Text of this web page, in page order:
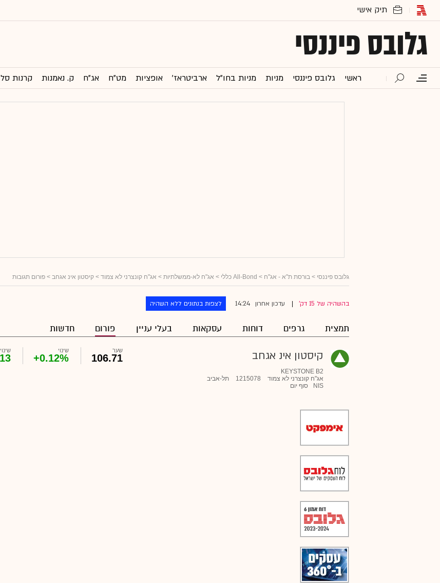
גלובס פיננסי
ראשי גלובס פיננסי מניות מניות בחו"ל ארביטראז' אופציות מט"ח אג"ח ק. נאמנות קרנות סל
גלובס פיננסי > בורסת ת"א - אג"ח > All-Bond כללי > אג"ח לא-ממשלתיות > אג"ח קונצרני לא צמוד > קיסטון אינ אגחב > פורום תגובות
בהשהיה של 15 דק' עדכון אחרון 14:24 לצפות בנתונים ללא השהיה
תמצית גרפים דוחות עסקאות בעלי עניין פורום חדשות
קיסטון אינ אגחב
KEYSTONE B2
אג"ח קונצרני לא צמוד
1215078
תל-אביב
NIS
סוף יום
שער
106.71
שינוי
+0.12%